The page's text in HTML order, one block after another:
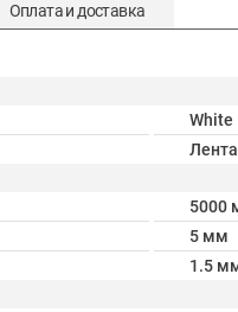
Оплата и доставка
White
Лента
5000
5 мм
1.5